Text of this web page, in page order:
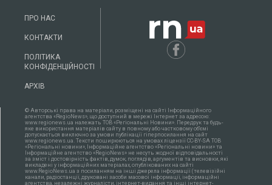
ПРО НАС
КОНТАКТИ
ПОЛІТИКА
КОНФІДЕНЦІЙНОСТІ
АРХІВ
© Авторські права на матеріали, розміщені на сайті Інформаційного
агентства «RegioNews», що доступний в мережі Інтернет за адресою:
www.regionews.ua належать ТОВ «Регіональні Новини». Передрук та будь-
яке використання матеріалів сайту в повному або частковому об'ємі
допускається виключно за умови публікації гіперпосилання на сайт
www.regionews.ua. Тексти поширюються нa умовах ліцензії CC-BY-SA ТОВ
«Регіональні новини», Інформаційне агентство «Регіональні новини» та
Інформаційне агентство «RegioNews» не несуть жодної відповідальності
за зміст і достовірність фактів, думок, поглядів, аргументів та висновки, які
викладені у інформаційних матеріалах, опублікованих на сайті
www.RegioNews.ua з посиланням на інші джерела інформації (телевізійні
канали, радіостанції, друковані засоби масової інформації, інформаційні
агентства, незалежні журналісти, інтернет-видання та інші інтернет-